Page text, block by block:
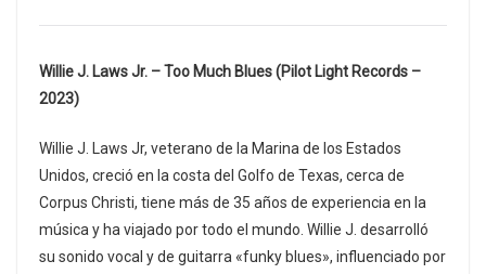
Willie J. Laws Jr. – Too Much Blues (Pilot Light Records –
2023)
Willie J. Laws Jr, veterano de la Marina de los Estados
Unidos, creció en la costa del Golfo de Texas, cerca de
Corpus Christi, tiene más de 35 años de experiencia en la
música y ha viajado por todo el mundo. Willie J. desarrolló
su sonido vocal y de guitarra «funky blues», influenciado por